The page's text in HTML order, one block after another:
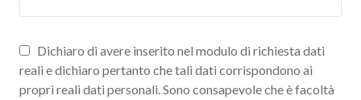
Dichiaro di avere inserito nel modulo di richiesta dati
reali e dichiaro pertanto che tali dati corrispondono ai
propri reali dati personali. Sono consapevole che è facoltà